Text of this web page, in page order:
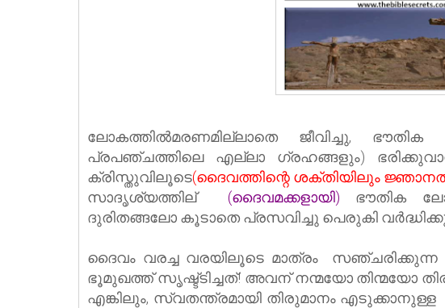
ലോകത്തില്‍മരണമില്ലാതെ ജീവിച്ചു,
പ്രപഞ്ചത്തിലെ എല്ലാ ഗ്രഹങ്ങളും)
ക്രിസ്തുവിലൂടെ(ദൈവത്തിന്റെ ശക്തിയിലും
സാദൃശ്യത്തില് (ദൈവമക്കളായി) ഭൗതിക
ദുരിതങ്ങലോ കൂടാതെ പ്രസവിച്ചു പെരുകി
ദൈവം വരച്ച വരയിലൂടെ മാത്രം
ഭൂമുഖത്ത് സൃഷ്ട്ടിച്ചത്! അവന് നന്മയോ തിന്മയോ
എങ്കിലും, സ്വതന്ത്രമായി തിരുമാനം